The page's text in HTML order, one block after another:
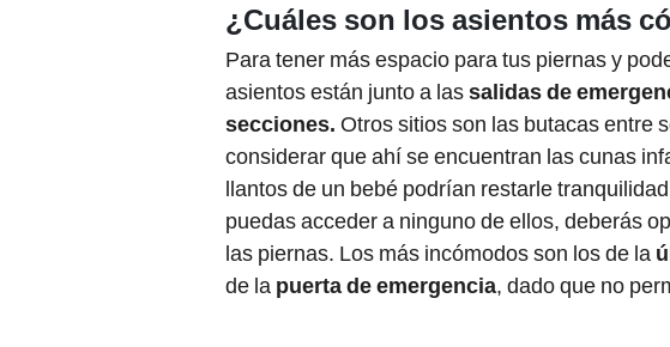
¿Cuáles son los asientos más
Para tener más espacio para tus piernas y
asientos están junto a lassalidas de
secciones. Otros sitios son las butacas entre
considerar que ahí se encuentran las cunas
llantos de un bebé podrían restarle
puedas acceder a ninguno de ellos, deberás
las piernas. Los más incómodos son los de la
de la puerta de emergencia, dado que no